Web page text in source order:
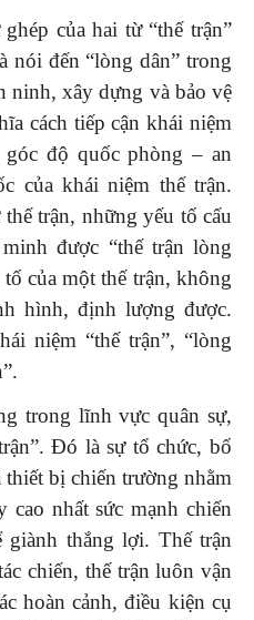
của hai từ “thế trận”
nói đến “lòng dân” trong
ninh, xây dựng và bảo vệ
cách tiếp cận khái niệm
độ quốc phòng – an
của khái niệm thế trận.
trận, những yếu tố cấu
được “thế trận lòng
của một thế trận, không
hình, định lượng được.
niệm “thế trận”, “lòng
trong lĩnh vực quân sự,
Đó là sự tổ chức, bố
bị chiến trường nhằm
nhất sức mạnh chiến
giành thắng lợi. Thế trận
chiến, thế trận luôn vận
hoàn cảnh, điều kiện cụ